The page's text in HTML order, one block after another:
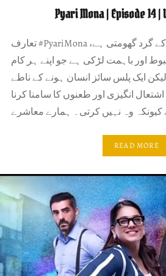
Pyari Mona | Episode 14
تعارف #PyariMona کی کہانی مین لیڈ مونا کے گرد گھومتی ہے،
اور باہمت لڑکی ہے جو اپنے ہر کام
ایک پلس سائز انسان ہونے کے ناطے
انگیزی اور طعنوں کا سامنا کرنا
READ MORE